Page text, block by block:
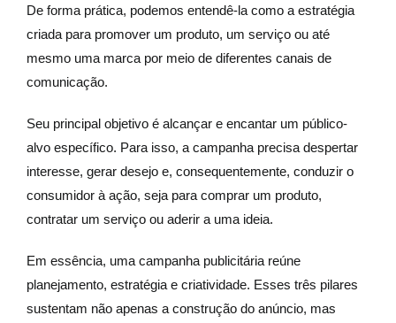
De forma prática, podemos entendê-la como a estratégia
criada para promover um produto, um serviço ou até
mesmo uma marca por meio de diferentes canais de
comunicação.
Seu principal objetivo é alcançar e encantar um público-
alvo específico. Para isso, a campanha precisa despertar
interesse, gerar desejo e, consequentemente, conduzir o
consumidor à ação, seja para comprar um produto,
contratar um serviço ou aderir a uma ideia.
Em essência, uma campanha publicitária reúne
planejamento, estratégia e criatividade. Esses três pilares
sustentam não apenas a construção do anúncio, mas